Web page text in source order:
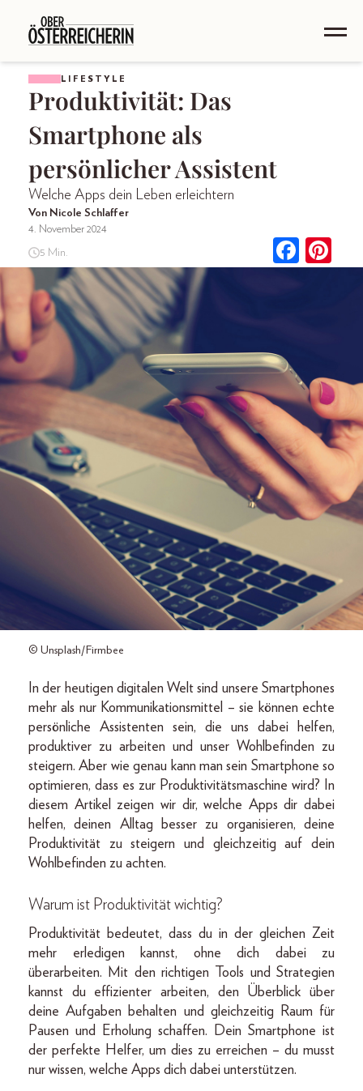
LIFESTYLE
Produktivität: Das
Smartphone als
persönlicher Assistent
Welche Apps dein Leben erleichtern
Von Nicole Schlaffer
4. November 2024
5 Min.
© Unsplash/Firmbee
In der heutigen digitalen Welt sind unsere Smartphones
mehr als nur Kommunikationsmittel – sie können echte
persönliche Assistenten sein, die uns dabei helfen,
produktiver zu arbeiten und unser Wohlbefinden zu
steigern. Aber wie genau kann man sein Smartphone so
optimieren, dass es zur Produktivitätsmaschine wird? In
diesem Artikel zeigen wir dir, welche Apps dir dabei
helfen, deinen Alltag besser zu organisieren, deine
Produktivität zu steigern und gleichzeitig auf dein
Wohlbefinden zu achten.
Warum ist Produktivität wichtig?
Produktivität bedeutet, dass du in der gleichen Zeit
mehr erledigen kannst, ohne dich dabei zu
überarbeiten. Mit den richtigen Tools und Strategien
kannst du effizienter arbeiten, den Überblick über
deine Aufgaben behalten und gleichzeitig Raum für
Pausen und Erholung schaffen. Dein Smartphone ist
der perfekte Helfer, um dies zu erreichen – du musst
nur wissen, welche Apps dich dabei unterstützen.